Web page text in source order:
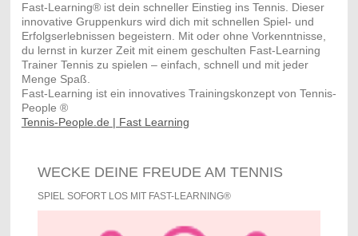
Fast-Learning® ist dein schneller Einstieg ins Tennis. Dieser
innovative Gruppenkurs wird dich mit schnellen Spiel- und
Erfolgserlebnissen begeistern. Mit oder ohne Vorkenntnisse,
du lernst in kurzer Zeit mit einem geschulten Fast-Learning
Trainer Tennis zu spielen – einfach, schnell und mit jeder
Menge Spaß.
Fast-Learning ist ein innovatives Trainingskonzept von Tennis-
People ®
Tennis-People.de | Fast Learning
WECKE DEINE FREUDE AM TENNIS
SPIEL SOFORT LOS MIT FAST-LEARNING®